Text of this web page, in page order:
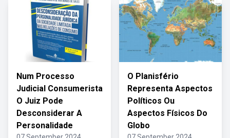
Num Processo
Judicial Consumerista
O Juiz Pode
Desconsiderar A
Personalidade
O Planisfério
Representa Aspectos
Políticos Ou
Aspectos Físicos Do
Globo